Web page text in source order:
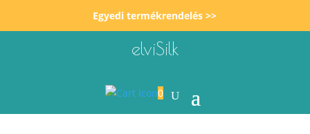
Egyedi termékrendelés >>
elviSilk
0